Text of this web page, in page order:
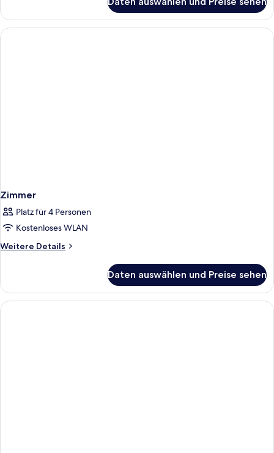
Zimmer
Platz für 4 Personen
Kostenloses WLAN
Weitere Details
Weitere
Daten auswählen und Preise sehen